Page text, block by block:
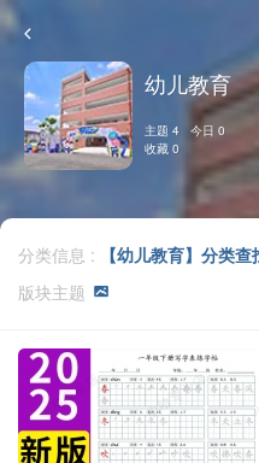
幼儿教育
主题 4 今日 0
收藏 0
分类信息 : 【幼儿教育】分类查
版块主题